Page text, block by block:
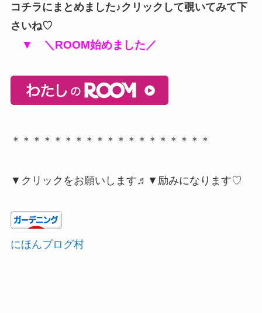
コチラにまとめました♪クリックして覗いてみて下
さいね♡
▼ ＼ROOM始めました／
＊＊＊＊＊＊＊＊＊＊＊＊＊＊＊＊＊＊＊
▼クリックをお願いします♬▼励みになります♡
にほんブログ村